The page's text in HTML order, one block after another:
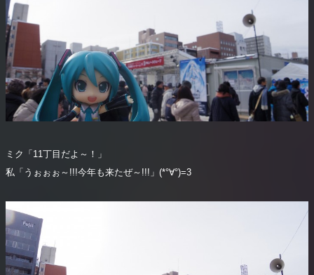
ミク「11丁目だよ～！」
私「うぉぉぉ～!!!今年も来たぜ～!!!」(*°∀°)=3